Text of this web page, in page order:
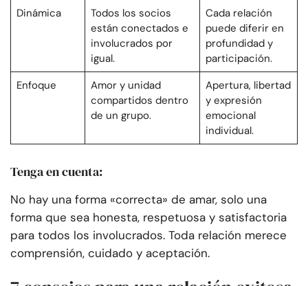
Dinámica
Todos los socios
están conectados e
involucrados por
igual.
Cada relación
puede diferir en
profundidad y
participación.
Enfoque
Amor y unidad
compartidos dentro
de un grupo.
Apertura, libertad
y expresión
emocional
individual.
Tenga en cuenta:
No hay una forma «correcta» de amar, solo una
forma que sea honesta, respetuosa y satisfactoria
para todos los involucrados. Toda relación merece
comprensión, cuidado y aceptación.